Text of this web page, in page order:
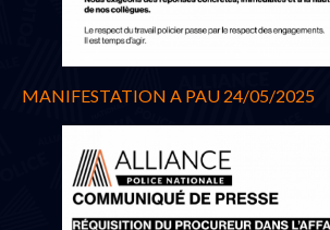
MANIFESTATION A PAU 24/05/2025